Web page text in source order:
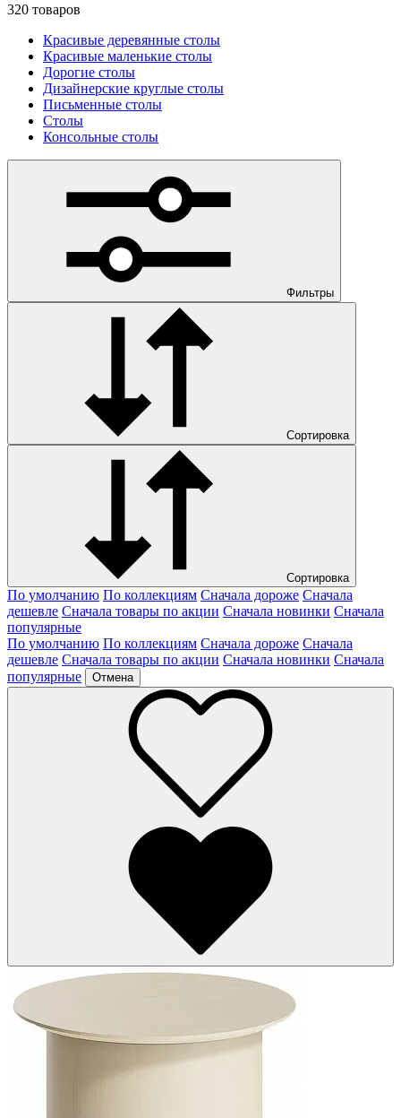
320 товаров
Красивые деревянные столы
Красивые маленькие столы
Дорогие столы
Дизайнерские круглые столы
Письменные столы
Столы
Консольные столы
Фильтры
Сортировка
Сортировка
По умолчанию По коллекциям Сначала дороже Сначала
дешевле Сначала товары по акции Сначала новинки Сначала
популярные
По умолчанию По коллекциям Сначала дороже Сначала
дешевле Сначала товары по акции Сначала новинки Сначала
популярные
Отмена